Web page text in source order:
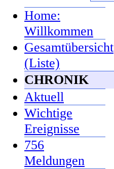
Home:
Willkommen
Gesamtübersicht
(Liste)
CHRONIK
Aktuell
Wichtige
Ereignisse
756
Meldungen